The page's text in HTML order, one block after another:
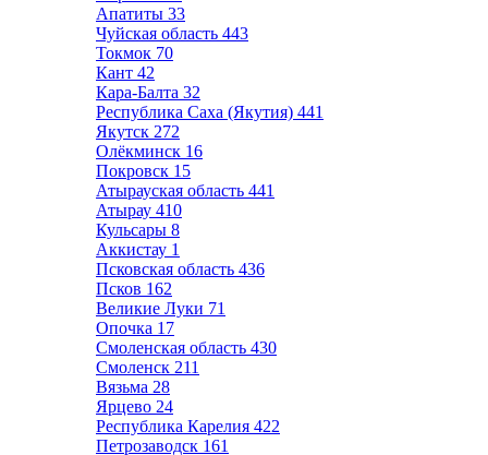
Апатиты 33
Чуйская область 443
Токмок 70
Кант 42
Кара-Балта 32
Республика Саха (Якутия) 441
Якутск 272
Олёкминск 16
Покровск 15
Атырауская область 441
Атырау 410
Кульсары 8
Аккистау 1
Псковская область 436
Псков 162
Великие Луки 71
Опочка 17
Смоленская область 430
Смоленск 211
Вязьма 28
Ярцево 24
Республика Карелия 422
Петрозаводск 161